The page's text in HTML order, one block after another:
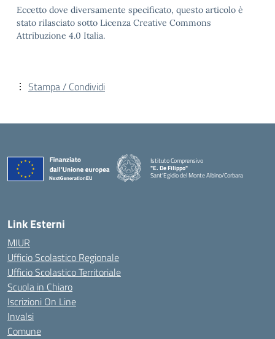
Eccetto dove diversamente specificato, questo articolo è
stato rilasciato sotto Licenza Creative Commons
Attribuzione 4.0 Italia.
Stampa / Condividi
Istituto Comprensivo
"E. De Filippo"
Sant'Egidio del Monte Albino/Corbara
Link Esterni
MIUR
Ufficio Scolastico Regionale
Ufficio Scolastico Territoriale
Scuola in Chiaro
Iscrizioni On Line
Invalsi
Comune